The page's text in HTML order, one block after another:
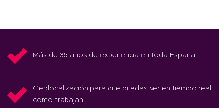
Más de 35 años de experiencia en toda España.
Geolocalización para que puedas ver en tiempo real
como trabajan.